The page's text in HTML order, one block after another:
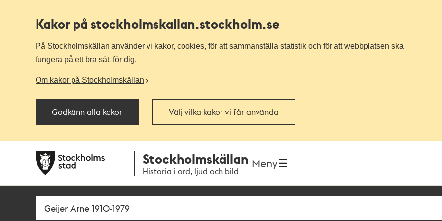
Kakor på stockholmskallan.stockholm.se
På Stockholmskällan använder vi kakor, cookies, för att sammanställa statistik och för att webbplatsen ska
fungera på ett bra sätt för dig.
Om kakor på Stockholmskällan
Godkänn alla kakor Välj vilka kakor vi får använda
navigationen
huvudinnehållet
Stockholmskällan
Historia i ord, ljud och bild
Meny
Sök